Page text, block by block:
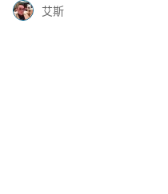
艾斯